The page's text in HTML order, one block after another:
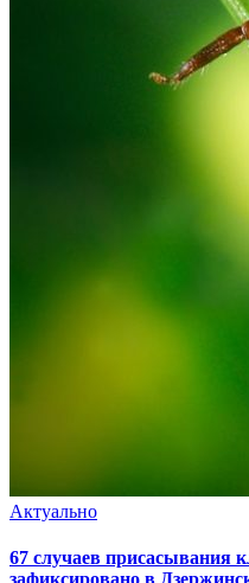
Актуально
67 случаев присасывания
зафиксировано в